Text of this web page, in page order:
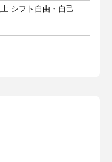
週2日以上 1日4時間以上 シフト自由・自己申告